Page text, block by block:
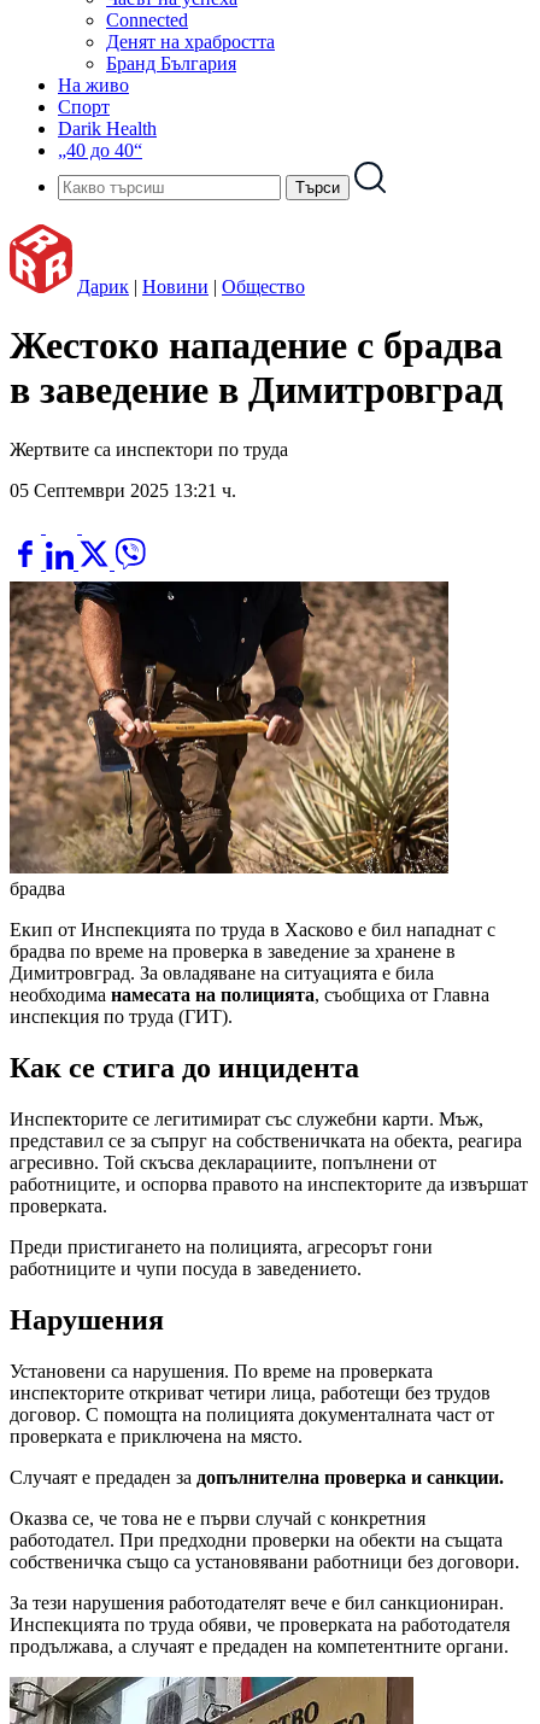
Connected
Денят на храбростта
Бранд България
На живо
Спорт
Darik Health
„40 до 40“
Дарик | Новини | Общество
Жестоко нападение с брадва
в заведение в Димитровград
Жертвите са инспектори по труда
05 Септември 2025 13:21 ч.
брадва
Екип от Инспекцията по труда в Хасково е бил нападнат с
брадва по време на проверка в заведение за хранене в
Димитровград. За овладяване на ситуацията е била
необходима намесата на полицията, съобщиха от Главна
инспекция по труда (ГИТ).
Как се стига до инцидента
Инспекторите се легитимират със служебни карти. Мъж,
представил се за съпруг на собственичката на обекта, реагира
агресивно. Той скъсва декларациите, попълнени от
работниците, и оспорва правото на инспекторите да извършат
проверката.
Преди пристигането на полицията, агресорът гони
работниците и чупи посуда в заведението.
Нарушения
Установени са нарушения. По време на проверката
инспекторите откриват четири лица, работещи без трудов
договор. С помощта на полицията документалната част от
проверката е приключена на място.
Случаят е предаден за допълнителна проверка и санкции.
Оказва се, че това не е първи случай с конкретния
работодател. При предходни проверки на обекти на същата
собственичка също са установявани работници без договори.
За тези нарушения работодателят вече е бил санкциониран.
Инспекцията по труда обяви, че проверката на работодателя
продължава, а случаят е предаден на компетентните органи.